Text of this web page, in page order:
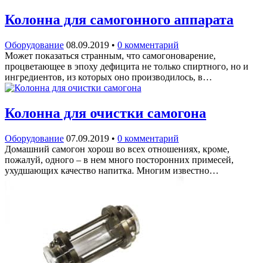
Колонна для самогонного аппарата
Оборудование 08.09.2019 • 0 комментарий
Может показаться странным, что самогоноварение,
процветающее в эпоху дефицита не только спиртного, но и
ингредиентов, из которых оно производилось, в…
Колонна для очистки самогона
Оборудование 07.09.2019 • 0 комментарий
Домашний самогон хорош во всех отношениях, кроме,
пожалуй, одного – в нем много посторонних примесей,
ухудшающих качество напитка. Многим известно…